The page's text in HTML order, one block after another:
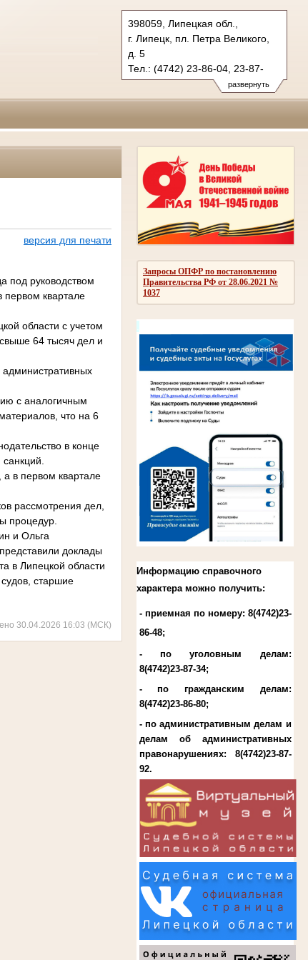
развернуть
398059, Липецкая обл.,
г. Липецк, пл. Петра Великого,
д. 5
Тел.: (4742) 23-86-04, 23-87-
21 (ф.)
oblsud.lpk@sudrf.ru
Запросы ОПФР по постановлению
Правительства РФ от 28.06.2021 №
1037
Информацию справочного
характера можно получить:
- приемная по номеру: 8(4742)23-
86-48;
- по уголовным делам:
8(4742)23-87-34;
- по гражданским делам:
8(4742)23-86-80;
- по административным делам и
делам об административных
правонарушениях: 8(4742)23-87-
92.
версия для печати
под руководством
первом квартале
области с учетом
64 тысяч дел и
с аналогичным
что на 6
в конце
в первом квартале
рассмотрения дел,
процедур.
и Ольга
доклады
в Липецкой области
старшие
30.04.2026 16:03 (МСК)